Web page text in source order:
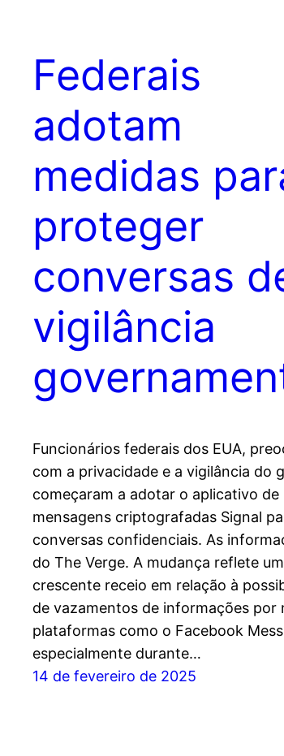
Federais
adotam
medidas
proteger
conversas
vigilância
Funcionários federais dos EUA,
com a privacidade e a vigilância do
começaram a adotar o aplicativo de
mensagens criptografadas Signal
conversas confidenciais. As
do The Verge. A mudança reflete um
crescente receio em relação à
de vazamentos de informações por
plataformas como o Facebook
especialmente durante…
14 de fevereiro de 2025